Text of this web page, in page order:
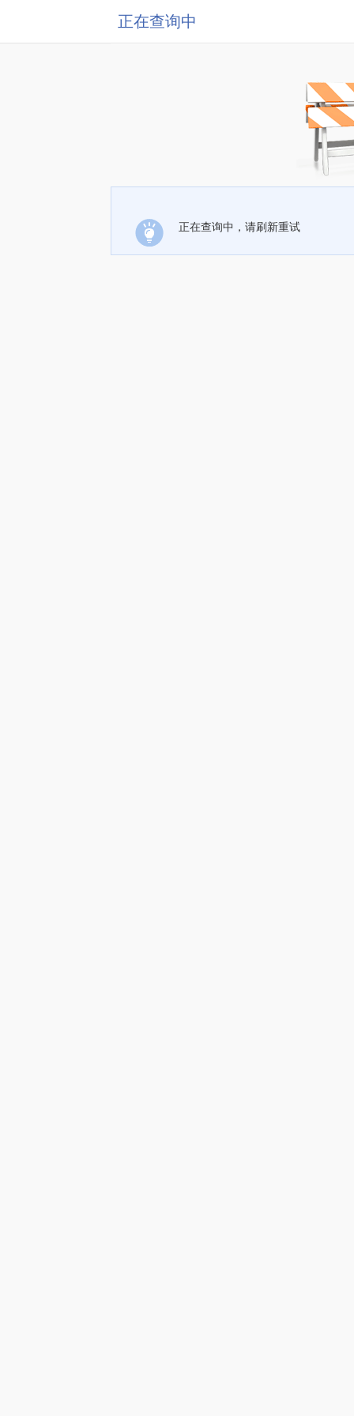
正在查询中
正在查询中，请刷新重试